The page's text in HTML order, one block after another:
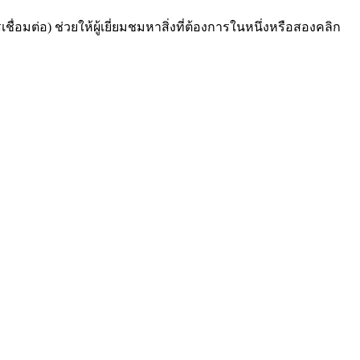
ชื่อมต่อ) ช่วยให้ผู้เยี่ยมชมหาสิ่งที่ต้องการในหนึ่งหรือสองคลิก